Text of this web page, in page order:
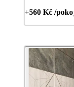
+560 Kč /